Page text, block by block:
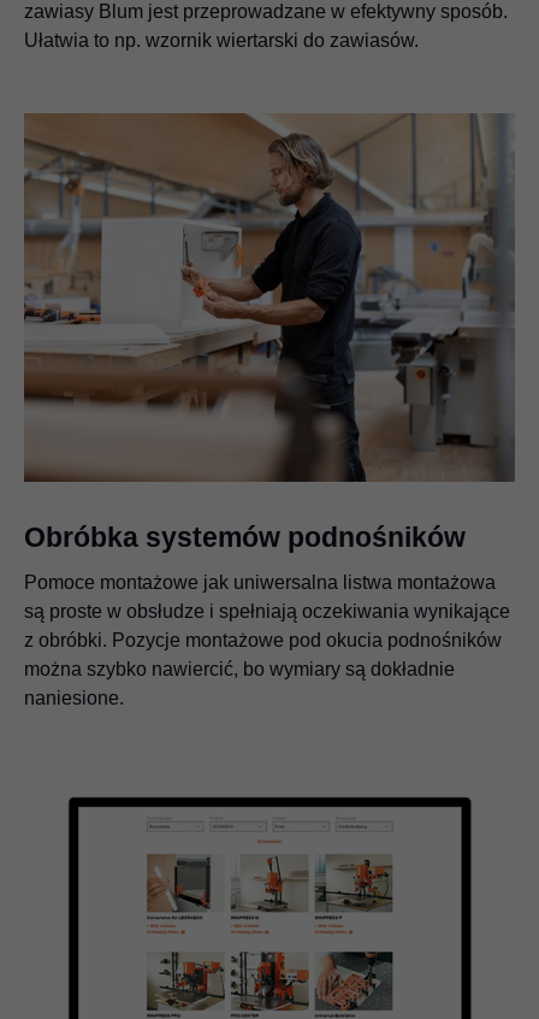
zawiasy Blum jest przeprowadzane w efektywny sposób.
Ułatwia to np. wzornik wiertarski do zawiasów.
Obróbka systemów podnośników
Pomoce montażowe jak uniwersalna listwa montażowa
są proste w obsłudze i spełniają oczekiwania wynikające
z obróbki. Pozycje montażowe pod okucia podnośników
można szybko nawiercić, bo wymiary są dokładnie
naniesione.